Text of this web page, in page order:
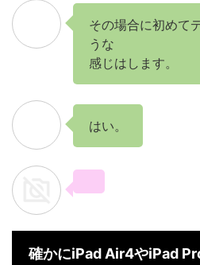
その場合に初めて
うな
感じはします。
はい。
確かにiPad Air4やiPad